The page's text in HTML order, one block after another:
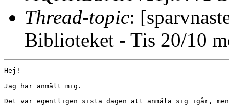
Thread-topic:
Biblioteket - Tis 20/10
Hej!
Jag har anmält mig.
Det var egentligen sista dagen att anmäla sig igår,